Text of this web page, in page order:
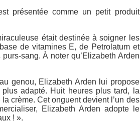
présentée comme un petit produit
était destinée à soigner les
de vitamines E, de Petrolatum et
sang. À noter qu’Elizabeth Arden
genou, Elizabeth Arden lui propose
adapté. Huit heures plus tard, la
crème. Cet onguent devient l’un des
Elizabeth Arden adopte le
! ».